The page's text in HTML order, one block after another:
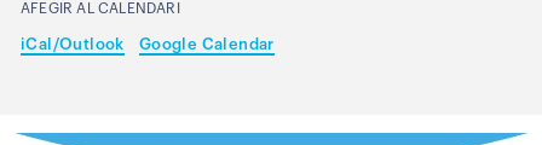
AFEGIR AL CALENDARI
iCal/Outlook Google Calendar